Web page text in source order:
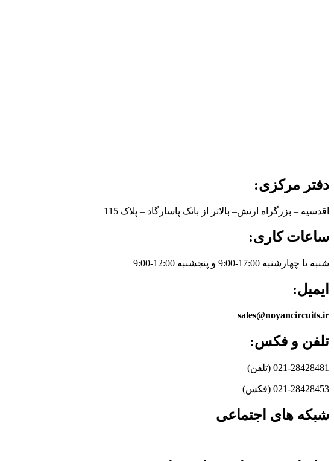
دفتر مرکزی:
اقدسیه – بزرگراه ارتش– بالاتر از بانک پاسارگاد – پلاک 115
ساعات کاری:
شنبه تا چهارشنبه 17:00-9:00 و پنجشنبه 12:00-9:00
ایمیل:
sales@noyancircuits.ir
تلفن و فکس:
021-28428481 (تلفن)
021-28428453 (فکس)
شبکه های اجتماعی